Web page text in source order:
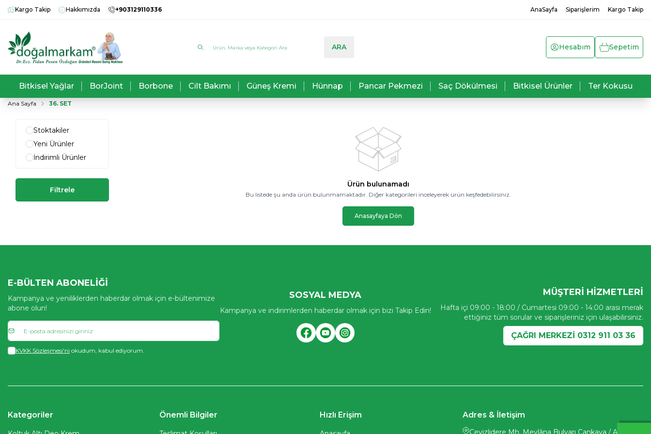
Kargo Takip Hakkımızda +903129110336 AnaSayfa Siparişlerim Kargo Takip
ARA Hesabım Sepetim
Bitkisel Yağlar BorJoint Borbone Cilt Bakımı Güneş Kremi Hünnap Pancar Pekmezi Saç Dökülmesi Bitkisel Ürünler Ter Kokusu
Ana Sayfa 36. SET
Stoktakiler
Yeni Ürünler
İndirimli Ürünler
Filtrele
Ürün bulunamadı
Bu listede şu anda ürün bulunmamaktadır. Diğer kategorileri inceleyerek ürün keşfedebilirsiniz.
Anasayfaya Dön
E-BÜLTEN ABONELIĞI
Kampanya ve yeniliklerden haberdar olmak için e-bültenimize
abone olun!
KVKK Sözleşmesi'ni okudum, kabul ediyorum.
SOSYAL MEDYA
Kampanya ve indirimlerden haberdar olmak için bizi Takip Edin!
MÜŞTERI HIZMETLERI
Hafta içi 09:00 - 18:00 / Cumartesi 09:00 - 14:00 arası merak
ettiğiniz tüm sorular ve siparişleriniz için ulaşabilirsiniz.
ÇAĞRI MERKEZİ 0312 911 03 36
Kategoriler Önemli Bilgiler Hızlı Erişim Adres & İletişim
Cevizlidere Mh. Mevlâna Bulvarı Çankaya / ANKARA